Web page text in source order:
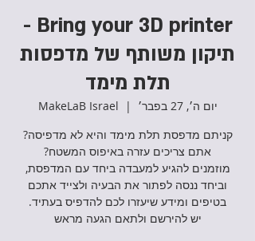
Bring your 3D printer -
תיקון משותף של מדפסות
תלת מימד
יום ה׳, 27 בפבר׳
  |
MakeLaB Israel
קניתם מדפסת תלת מימד והיא לא מדפיסה?
מוזמנים להגיע למעבדה ביחד עם המדפסת,
וביחד ננסה לפתור את הבעיה ולצייד אתכם
יש להירשם ולתאם הגעה מראש